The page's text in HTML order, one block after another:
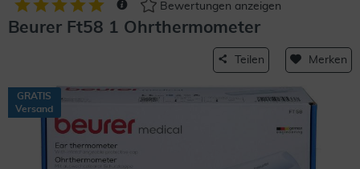
Bewertungen anzeigen
Beurer Ft58 1 Ohrthermometer
Teilen Merken
GRATIS
Versand